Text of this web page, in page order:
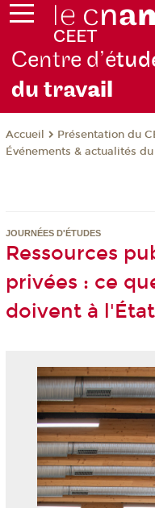
Centre d’é
du travail
Accueil
Présentation du
Événements & actualités du
JOURNÉES D'ÉTUDES
Ressources
privées : ce
doivent à l'État